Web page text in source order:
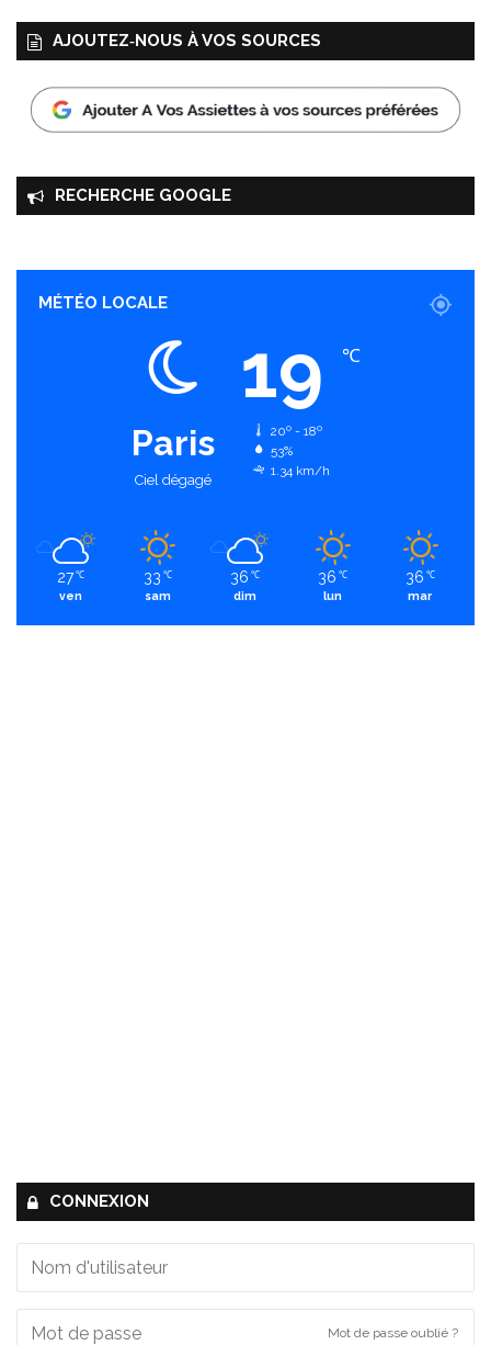
AJOUTEZ‑NOUS À VOS SOURCES
RECHERCHE GOOGLE
MÉTÉO LOCALE
Paris
Ciel dégagé
19 ℃
20º - 18º
53%
1.34 km/h
27 ℃
ven
33 ℃
sam
36 ℃
dim
36 ℃
lun
36 ℃
mar
CONNEXION
Mot de passe oublié ?